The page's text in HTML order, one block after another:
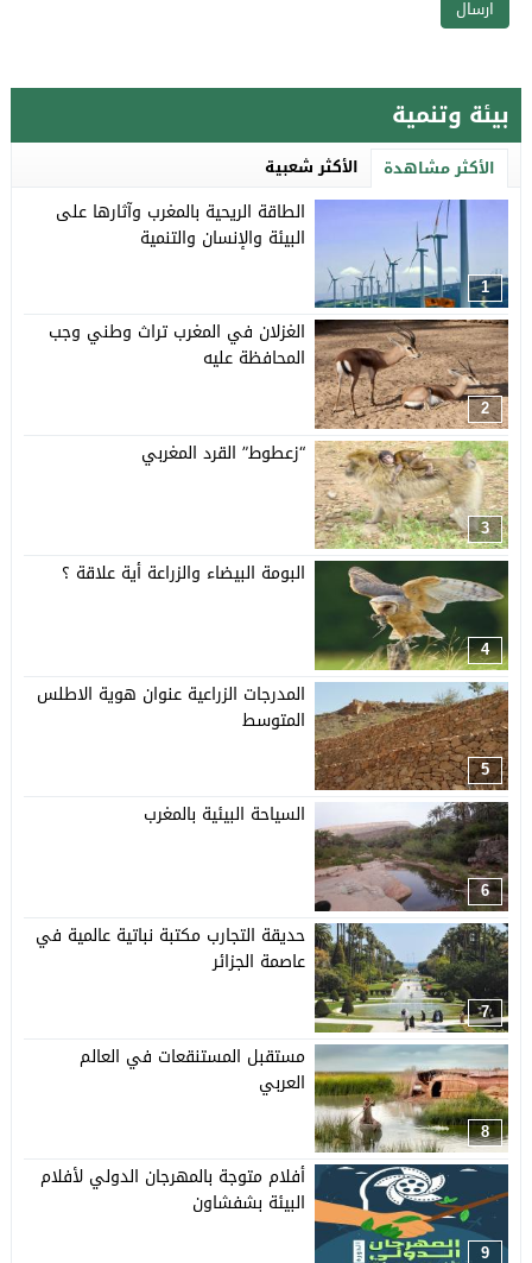
بيئة وتنمية
الأكثر مشاهدة الأكثر شعبية
1
الطاقة الريحية بالمغرب وآثارها على
البيئة والإنسان والتنمية
2
الغزلان في المغرب تراث وطني وجب
المحافظة عليه
3
“زعطوط” القرد المغربي
4
البومة البيضاء والزراعة أية علاقة ؟
5
المدرجات الزراعية عنوان هوية الاطلس
المتوسط
6
السياحة البيئية بالمغرب
7
حديقة التجارب مكتبة نباتية عالمية في
عاصمة الجزائر
8
مستقبل المستنقعات في العالم
العربي
9
أفلام متوجة بالمهرجان الدولي لأفلام
البيئة بشفشاون